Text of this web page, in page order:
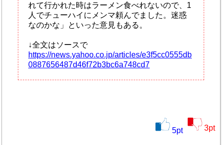
れて行かれた時はラーメン食べれないので、1
人でチューハイにメンマ頼んでました。迷惑
なのかな」といった意見もある。
↓全文はソースで
https://news.yahoo.co.jp/articles/e3f5cc0555db
0887656487d46f72b3bc6a748cd7
5pt 3pt